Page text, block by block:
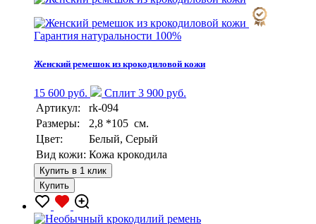
Гарантия натуральности 100%
Женский ремешок из крокодиловой кожи
15 600 руб.
Сплит 3 900 руб.
Артикул:
rk-094
Размеры:
2,8 *105 см.
Цвет:
Белый, Серый
Вид кожи: Кожа крокодила
Купить в 1 клик
Купить